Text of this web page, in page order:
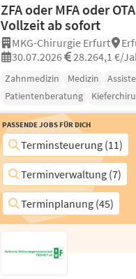
ZFA oder MFA oder
Vollzeit ab sofort
MKG-Chirurgie Erfurt
30.07.2026
28.264,1 €/
Zahnmedizin Medizin
Patientenberatung
Passende Jobs für Dich
Terminsteuerung (11)
Terminverwaltung (7)
Terminplanung (45)